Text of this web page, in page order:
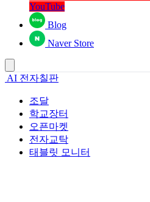
YouTube
Blog
Naver Store
AI 전자칠판
조달
학교장터
오픈마켓
전자교탁
태블릿 모니터